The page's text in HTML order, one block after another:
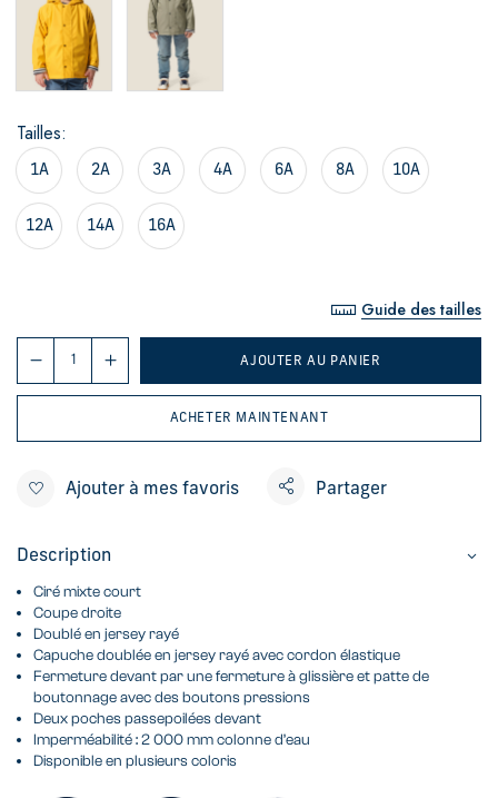
Tailles
1A 2A 3A 4A 6A 8A 10A
12A 14A 16A
Guide des tailles
AJOUTER AU PANIER
ACHETER MAINTENANT
Ajouter à mes favoris Partager
Description
Ciré mixte court
Coupe droite
Doublé en jersey rayé
Capuche doublée en jersey rayé avec cordon élastique
Fermeture devant par une fermeture à glissière et patte de
boutonnage avec des boutons pressions
Deux poches passepoilées devant
Imperméabilité : 2 000 mm colonne d’eau
Disponible en plusieurs coloris